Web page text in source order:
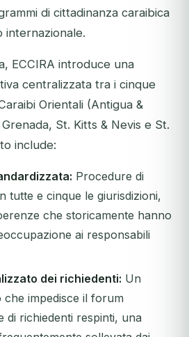
di cittadinanza caraibica
internazionale.
ECCIRA introduce una
centralizzata tra i cinque
Orientali (Antigua &
St. Kitts & Nevis e St.
include:
Procedure di
tutte e cinque le giurisdizioni,
che storicamente hanno
ai responsabili
dei richiedenti: Un
che impedisce il forum
di richiedenti respinti, una